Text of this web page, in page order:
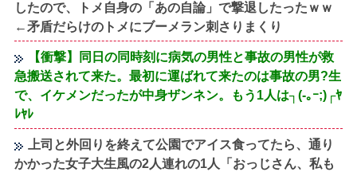
したので、トメ自身の「あの自論」で撃退したったｗｗ
←矛盾だらけのトメにブーメラン刺さりまくり
【衝撃】同日の同時刻に病気の男性と事故の男性が救
急搬送されて来た。最初に運ばれて来たのは事故の男?生
で、イケメンだったが中身ザンネン。もう1人は┐(-｡ｰ;)┌ﾔ
ﾚﾔﾚ
上司と外回りを終えて公園でアイス食ってたら、通り
かかった女子大生風の2人連れの1人「おっじさん、私も